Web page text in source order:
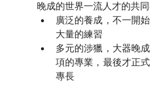
晚成的世界一流人才的共
廣泛的養成，不一開
大量的練習
多元的涉獵，大器晚
項的專業，最後才正
專長